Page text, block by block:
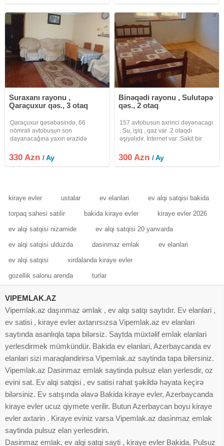
Suraxanı rayonu ,
Qaraçuxur qəs., 3 otaq
Qaraçuxur qəsəbəsində, 66
nömrəli avtobusun son
dayanacağına yaxın ərazidə
olan həyət evi uzunmüddətli
kirayə verilir. Ev yaşayış üçün tam
330 Azn/ Ay
Binəqədi rayonu , Sulutəpə
qəs., 2 otaq
157 avtobusun axrinci dəyənacagı
. Su, işiq , qaz var .2 otaqdı
əşiyəlıdır. İnternet var .Sakit bir
300 Azn/ Ay
kiraye evler ustalar ev elanlari ev alqi satqisi bakida
torpaq sahesi satilir bakida kiraye evler kiraye evler 2026
ev alqi satqisi nizamide ev alqi satqisi 20 yanvarda
ev alqi satqisi ulduzda dasinmaz emlak ev elanlari
ev alqi satqisi xirdalanda kiraye evler
gozellik salonu arenda turlar
VIPEMLAK.AZ
Vipemlak.az daşınmaz əmlak , ev alqı satqı saytıdır. Ev elanlari ,
ev satisi , kiraye evler axtarırsızsa Vipemlak.az ev elanlari
saytında asanlıqla tapa bilərsiz. Saytda müxtəlif emlak elanlari
yerlesdirmek mümkündür. Bakida ev elanlari, Azerbaycanda ev
elanlari sizi maraqlandirirsa Vipemlak.az saytinda tapa bilersiniz.
Vipemlak.az Dasinmaz emlak saytinda pulsuz elan yerlesdir, oz
evini sat. Ev alqi satqisi , ev satisi rahat şəkildə həyata keçirə
bilərsiniz. Ev satışında əlavə Bakida kiraye evler, Azerbaycanda
kiraye evler ucuz qiymete verilir. Butun Azerbaycan boyu kiraye
evler axtarin . Kiraye eviniz varsa Vipemlak.az dasinmaz emlak
saytinda pulsuz elan yerlesdirin.
Dasinmaz emlak, ev alqi satqi sayti , kiraye evler Bakida. Pulsuz